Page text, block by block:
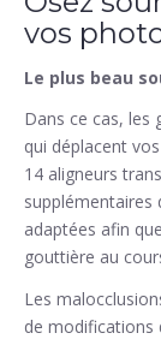
vos
Le plus beau
Dans ce cas, les
qui déplacent
14 aligneurs
supplémentaires
adaptées afin
gouttière au
Les
de modifications